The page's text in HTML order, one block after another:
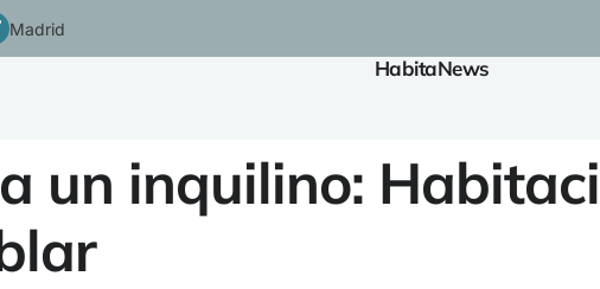
Madrid
HabitaNews
un inquilino: